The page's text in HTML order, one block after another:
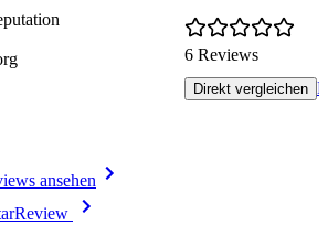
ansehen
6 Reviews
Direkt vergleichen